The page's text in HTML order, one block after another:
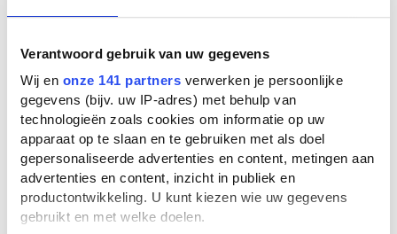
Verantwoord gebruik van uw gegevens
Wij en onze 141 partners verwerken je persoonlijke
gegevens (bijv. uw IP-adres) met behulp van
technologieën zoals cookies om informatie op uw
apparaat op te slaan en te gebruiken met als doel
gepersonaliseerde advertenties en content, metingen aan
advertenties en content, inzicht in publiek en
productontwikkeling. U kunt kiezen wie uw gegevens
gebruikt en met welke doelen.